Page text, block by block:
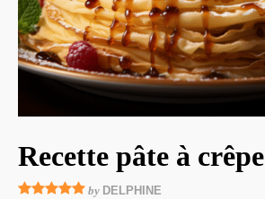
Recette pâte à crêpe
by DELPHINE